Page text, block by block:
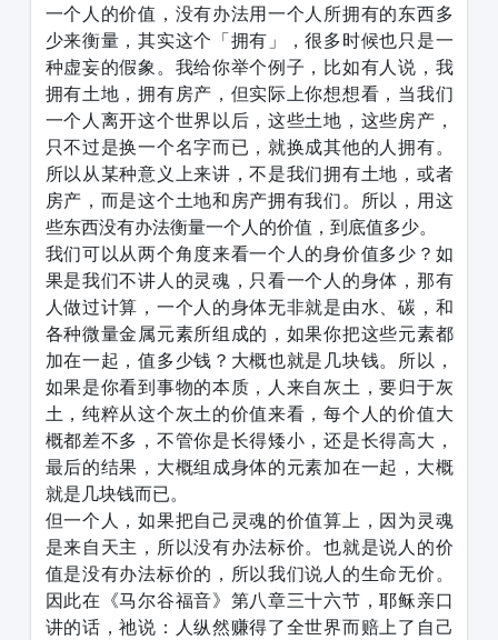
一个人的价值，没有办法用一个人所拥有的东西多
少来衡量，其实这个「拥有」，很多时候也只是一
种虚妄的假象。我给你举个例子，比如有人说，我
拥有土地，拥有房产，但实际上你想想看，当我们
一个人离开这个世界以后，这些土地，这些房产，
只不过是换一个名字而已，就换成其他的人拥有。
所以从某种意义上来讲，不是我们拥有土地，或者
房产，而是这个土地和房产拥有我们。所以，用这
些东西没有办法衡量一个人的价值，到底值多少。
我们可以从两个角度来看一个人的身价值多少？如
果是我们不讲人的灵魂，只看一个人的身体，那有
人做过计算，一个人的身体无非就是由水、碳，和
各种微量金属元素所组成的，如果你把这些元素都
加在一起，值多少钱？大概也就是几块钱。所以，
如果是你看到事物的本质，人来自灰土，要归于灰
土，纯粹从这个灰土的价值来看，每个人的价值大
概都差不多，不管你是长得矮小，还是长得高大，
最后的结果，大概组成身体的元素加在一起，大概
就是几块钱而已。
但一个人，如果把自己灵魂的价值算上，因为灵魂
是来自天主，所以没有办法标价。也就是说人的价
值是没有办法标价的，所以我们说人的生命无价。
因此在《马尔谷福音》第八章三十六节，耶稣亲口
讲的话，祂说：人纵然赚得了全世界而赔上了自己